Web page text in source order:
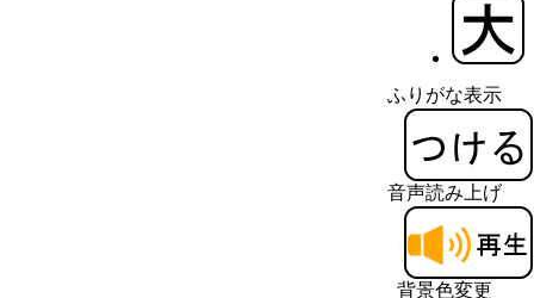
ふりがな表示
音声読み上げ
背景色変更